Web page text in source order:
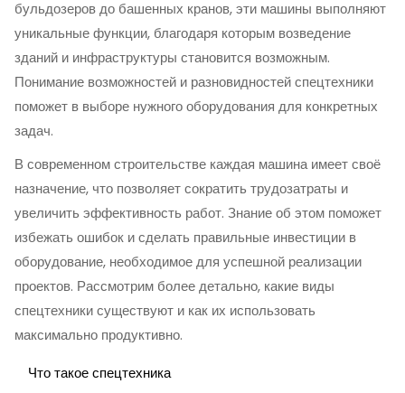
бульдозеров до башенных кранов, эти машины выполняют
уникальные функции, благодаря которым возведение
зданий и инфраструктуры становится возможным.
Понимание возможностей и разновидностей спецтехники
поможет в выборе нужного оборудования для конкретных
задач.
В современном строительстве каждая машина имеет своё
назначение, что позволяет сократить трудозатраты и
увеличить эффективность работ. Знание об этом поможет
избежать ошибок и сделать правильные инвестиции в
оборудование, необходимое для успешной реализации
проектов. Рассмотрим более детально, какие виды
спецтехники существуют и как их использовать
максимально продуктивно.
Что такое спецтехника